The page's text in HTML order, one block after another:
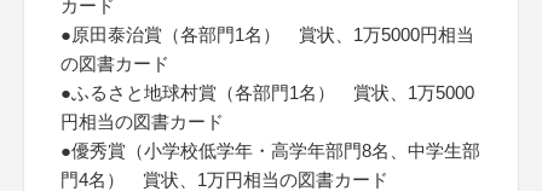
カード
●原田泰治賞（各部門1名） 賞状、1万5000円相当
の図書カード
●ふるさと地球村賞（各部門1名） 賞状、1万5000
円相当の図書カード
●優秀賞（小学校低学年・高学年部門8名、中学生部
門4名） 賞状、1万円相当の図書カード